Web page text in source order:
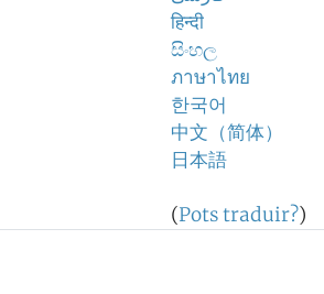
हिन्दी
සිංහල
ภาษาไทย
한국어
中文（简体）
日本語
(Pots traduir?)